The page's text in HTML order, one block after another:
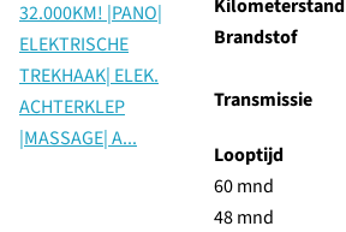
Kilometerstand
Brandstof
Transmissie
Looptijd
60 mnd
48 mnd